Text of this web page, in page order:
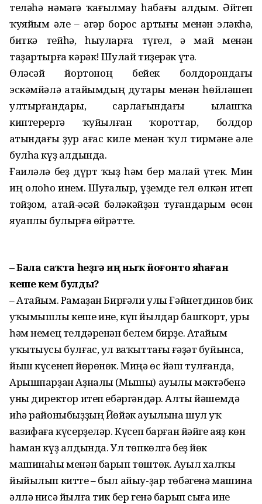
теләһә нәмәгә ҡағылмау һабағы алдым. Әйтеп
ҡуяйым әле – әгәр борос артығы менән эләкһә,
биткә тейһә, һыуларға түгел, ә май менән
таҙартырға кәрәк! Шулай тиҙерәк үтә.
Өләсәй йортоноң бейек болдорондағы
эскәмйәлә атайымдың дуҫтары менән һөйләшеп
ултырғандары, сарлағындағы ылашҡа
киптерергә ҡуйылған ҡороттар, болдор
аҫтындағы ҙур ағас киле менән ҡул тирмәне әле
булһа күҙ алдында.
Ғаиләлә беҙ дүрт ҡыҙ һәм бер малай үҫтек. Мин
иң олоһо инем. Шуғалыр, үҙемде гел өлкән итеп
тойҙом, атай-әсәй бәләкәйҙән туғандарым өсөн
яуаплы булырға өйрәтте.
– Бала саҡта һеҙгә иң ныҡ йоғонто яһаған
кеше кем булды?
– Атайым. Рамаҙан Бирғәли улы Ғәйнетдинов бик
уҡымышлы кеше ине, күп йылдар башҡорт, урыҫ
һәм немец телдәренән белем бирҙе. Атайым
уҡытыусы булғас, ул ваҡыттағы ғәҙәт буйынса,
йыш күсенеп йөрөнөк. Миңә өс йәш тулғанда,
Арышпарҙан Аҙналы (Мышы) ауылы мәктәбенә
уны директор итеп ебәргәндәр. Алты йәшемдә
иһә районыбыҙҙың Йөйәк ауылына шул уҡ
вазифаға күсерҙеләр. Күсеп барған йәйге аяҙ көн
һаман күҙ алдында. Ул төпкөлгә беҙ йөк
машинаһы менән барып төштөк. Ауыл халҡы
йыйылып китте – был айыу-ҙар төбәгенә машина
әллә нисә йылға тик бер генә барып сыға ине